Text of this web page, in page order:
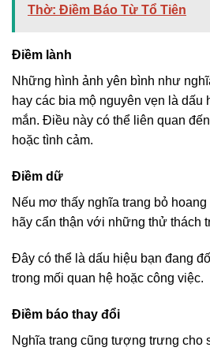
Thờ: Điềm Báo Từ Tổ Tiên
Điềm lành
Những hình ảnh yên bình như
hay các bia mộ nguyên vẹn là dấu
mắn. Điều này có thể liên quan
hoặc tình cảm.
Điềm dữ
Nếu mơ thấy nghĩa trang bỏ
hãy cẩn thận với những thử thách
Đây có thể là dấu hiệu bạn đang
trong mối quan hệ hoặc công việc.
Điềm báo thay đổi
Nghĩa trang cũng tượng trưng cho